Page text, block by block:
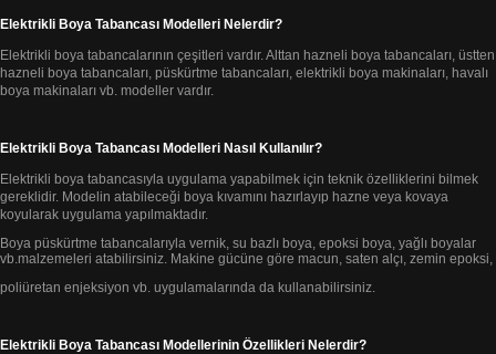
Elektrikli Boya Tabancası Modelleri Nelerdir?
Elektrikli boya tabancalarının çeşitleri vardır. Alttan hazneli boya tabancaları, üstten
hazneli boya tabancaları, püskürtme tabancaları, elektrikli boya makinaları, havalı
boya makinaları vb. modeller vardır.
Elektrikli Boya Tabancası Modelleri Nasıl Kullanılır?
Elektrikli boya tabancasıyla uygulama yapabilmek için teknik özelliklerini bilmek
gereklidir. Modelin atabileceği boya kıvamını hazırlayıp hazne veya kovaya
koyularak uygulama yapılmaktadır.
Boya püskürtme tabancalarıyla vernik, su bazlı boya, epoksi boya, yağlı boyalar
vb. malzemeleri atabilirsiniz. Makine gücüne göre macun, saten alçı, zemin epoksi,
poliüretan enjeksiyon vb. uygulamalarında da kullanabilirsiniz.
Elektrikli Boya Tabancası Modellerinin Özellikleri Nelerdir?